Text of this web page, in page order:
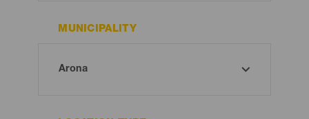
MUNICIPALITY